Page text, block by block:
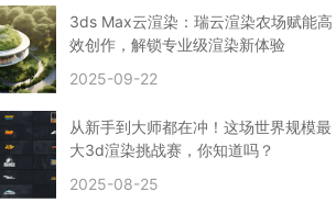
拟真人物制作 实时渲染
视觉效果
特效 VRay制作案例
VFX案例
云渲染小课堂
Arnold案例
效果图渲染 免费云渲染
Autodesk
SU渲染 圣诞短片
风暴幽灵船
访
CG电影云渲染案例
案例
3ds Max云渲染：瑞云渲染农场赋能高
效创作，解锁专业级渲染新体验
2025-09-22
从新手到大师都在冲！这场世界规模最
大3d渲染挑战赛，你知道吗？
2025-08-25